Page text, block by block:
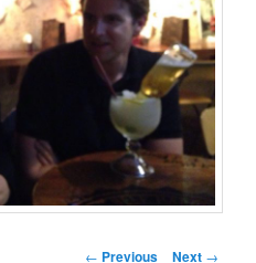
Post
← Previous Next →